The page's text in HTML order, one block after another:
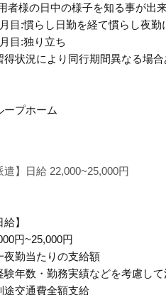
者様の日中の様子を知る事が出
目:慣らし日勤を経て慣らし夜勤
目:独り立ち
状況により同行期間異なる場合
ープホーム
遣】日給 22,000~25,000円
給】
円~25,000円
勤当たりの支給額
年数・勤務実績などを考慮して
途交通費全額支給